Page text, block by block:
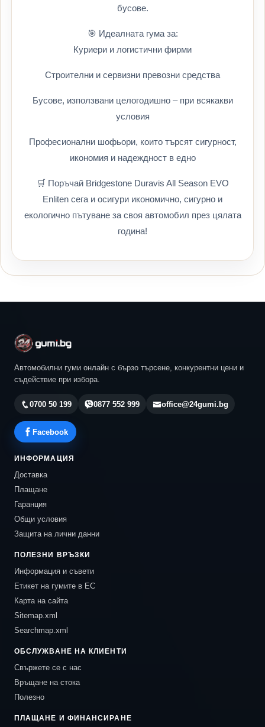
бусове.
🎯 Идеалната гума за:
Куриери и логистични фирми
Строителни и сервизни превозни средства
Бусове, използвани целогодишно – при всякакви
условия
Професионални шофьори, които търсят сигурност,
икономия и надеждност в едно
🛒 Поръчай Bridgestone Duravis All Season EVO
Enliten сега и осигури икономично, сигурно и
екологично пътуване за своя автомобил през цялата
година!
Автомобилни гуми онлайн с бързо търсене, конкурентни цени и
съдействие при избора.
0700 50 199 0877 552 999 office@24gumi.bg
Facebook
ИНФОРМАЦИЯ
Доставка
Плащане
Гаранция
Общи условия
Защита на лични данни
ПОЛЕЗНИ ВРЪЗКИ
Информация и съвети
Етикет на гумите в ЕС
Карта на сайта
Sitemap.xml
Searchmap.xml
ОБСЛУЖВАНЕ НА КЛИЕНТИ
Свържете се с нас
Връщане на стока
Полезно
ПЛАЩАНЕ И ФИНАНСИРАНЕ